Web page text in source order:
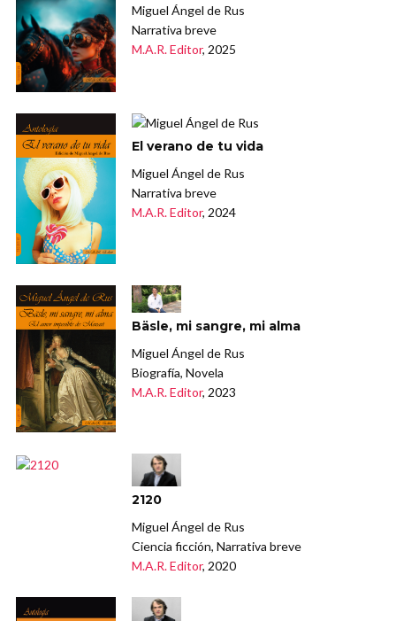
Miguel Ángel de Rus
Narrativa breve
M.A.R. Editor, 2025
El verano de tu vida
Miguel Ángel de Rus
Narrativa breve
M.A.R. Editor, 2024
Bäsle, mi sangre, mi alma
Miguel Ángel de Rus
Biografía, Novela
M.A.R. Editor, 2023
2120
Miguel Ángel de Rus
Ciencia ficción, Narrativa breve
M.A.R. Editor, 2020